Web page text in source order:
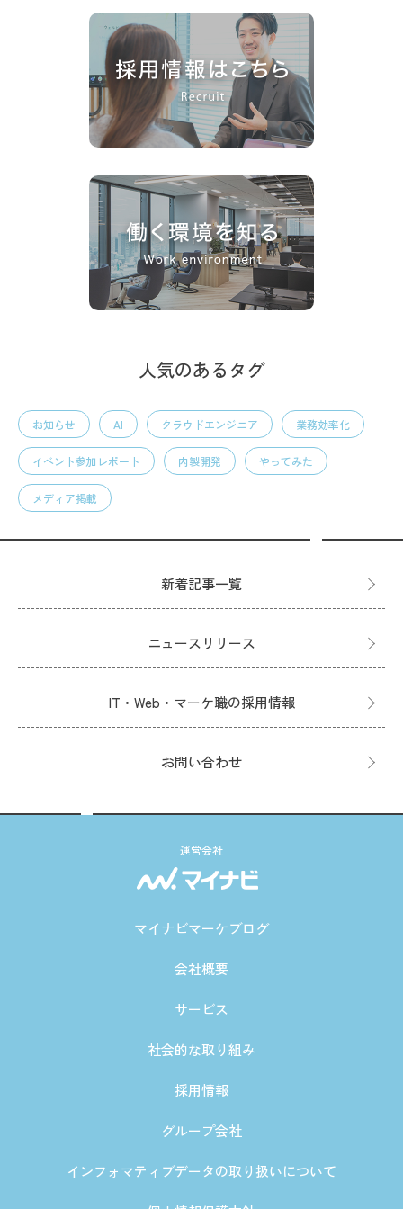
人気のあるタグ
お知らせ AI クラウドエンジニア 業務効率化
イベント参加レポート 内製開発 やってみた
メディア掲載
新着記事一覧
ニュースリリース
IT・Web・マーケ職の採用情報
お問い合わせ
運営会社
マイナビマーケブログ
会社概要
サービス
社会的な取り組み
採用情報
グループ会社
インフォマティブデータの取り扱いについて